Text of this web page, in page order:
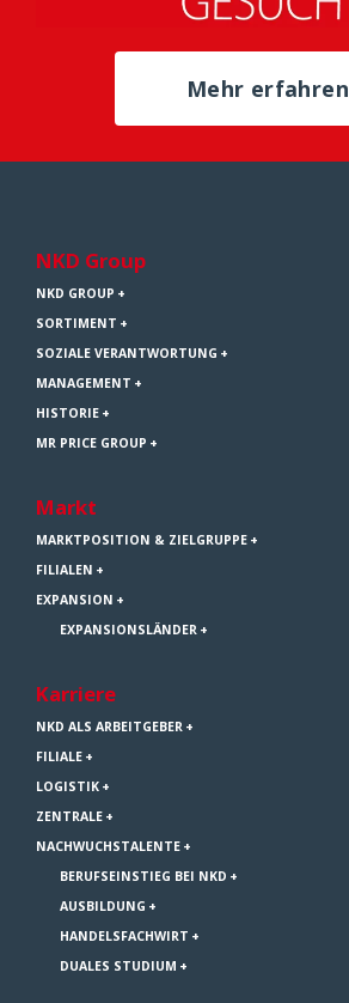
Mehr erfahren
NKD Group
NKD GROUP
SORTIMENT
SOZIALE VERANTWORTUNG
MANAGEMENT
HISTORIE
MR PRICE GROUP
Markt
MARKTPOSITION & ZIELGRUPPE
FILIALEN
EXPANSION
EXPANSIONSLÄNDER
Karriere
NKD ALS ARBEITGEBER
FILIALE
LOGISTIK
ZENTRALE
NACHWUCHSTALENTE
BERUFSEINSTIEG BEI NKD
AUSBILDUNG
HANDELSFACHWIRT
DUALES STUDIUM